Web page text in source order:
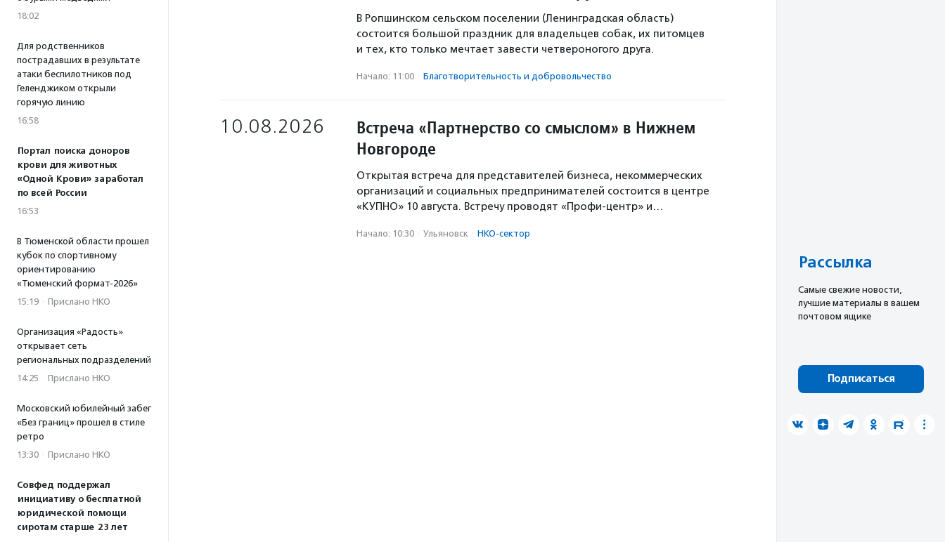
18:02
Для родственников
пострадавших в результате
атаки беспилотников под
Геленджиком открыли
горячую линию
16:58
Портал поиска доноров
крови для животных
«Одной Крови» заработал
по всей России
16:53
В Тюменской области прошел
кубок по спортивному
ориентированию
«Тюменский формат-2026»
15:19 · Прислано НКО
Организация «Радость»
открывает сеть
региональных подразделений
14:25 · Прислано НКО
Московский юбилейный забег
«Без границ» прошел в стиле
ретро
13:30 · Прислано НКО
Совфед поддержал
инициативу о бесплатной
юридической помощи
сиротам старше 23 лет
В Ропшинском сельском поселении (Ленинградская область)
состоится большой праздник для владельцев собак, их питомцев
и тех, кто только мечтает завести четвероногого друга.
Начало: 11:00 · Благотвори­тель­ность и доброволь­чест­во
10.08.2026
Встреча «Партнерство со смыслом» в Нижнем
Новгороде
Открытая встреча для представителей бизнеса, некоммерческих
организаций и социальных предпринимателей состоится в центре
«КУПНО» 10 августа. Встречу проводят «Профи-центр» и…
Начало: 10:30 · Ульяновск · НКО-сектор
Рассылка
Cамые свежие новости,
лучшие материалы в вашем
почтовом ящике
Подписаться